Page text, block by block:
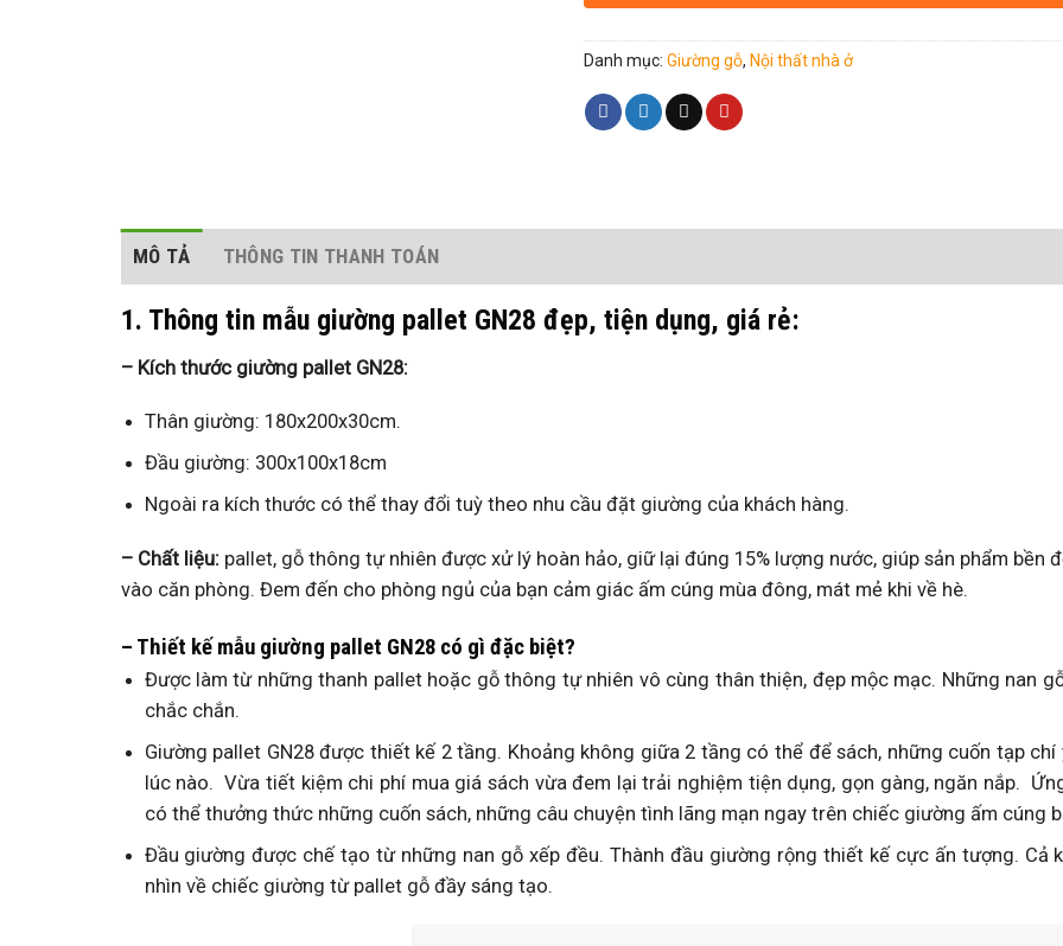
Danh mục: Giường gỗ, Nội thất nhà ở
MÔ TẢ THÔNG TIN THANH TOÁN
1. Thông tin mẫu giường pallet GN28 đẹp, tiện dụng, giá rẻ:
– Kích thước giường pallet GN28:
Thân giường: 180x200x30cm.
Đầu giường: 300x100x18cm
Ngoài ra kích thước có thể thay đổi tuỳ theo nhu cầu đặt giường của khách hàng.
– Chất liệu: pallet, gỗ thông tự nhiên được xử lý hoàn hảo, giữ lại đúng 15% lượng nước, giúp sản phẩm bền
vào căn phòng. Đem đến cho phòng ngủ của bạn cảm giác ấm cúng mùa đông, mát mẻ khi về hè.
– Thiết kế mẫu giường pallet GN28 có gì đặc biệt?
Được làm từ những thanh pallet hoặc gỗ thông tự nhiên vô cùng thân thiện, đẹp mộc mạc. Những nan
chắc chắn.
Giường pallet GN28 được thiết kế 2 tầng. Khoảng không giữa 2 tầng có thể để sách, những cuốn tạp
lúc nào. Vừa tiết kiệm chi phí mua giá sách vừa đem lại trải nghiệm tiện dụng, gọn gàng, ngăn nắp.
có thể thưởng thức những cuốn sách, những câu chuyện tình lãng mạn ngay trên chiếc giường ấm cúng
Đầu giường được chế tạo từ những nan gỗ xếp đều. Thành đầu giường rộng thiết kế cực ấn tượng. Cả
nhìn về chiếc giường từ pallet gỗ đầy sáng tạo.